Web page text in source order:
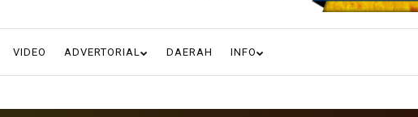
VIDEO ADVERTORIAL DAERAH INFO